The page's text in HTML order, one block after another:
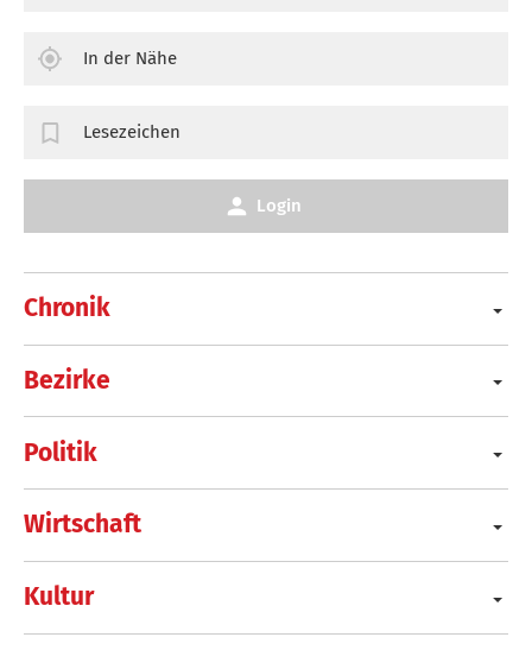
Chronik
Bezirke
Politik
Wirtschaft
Kultur
In der Nähe
Lesezeichen
Login